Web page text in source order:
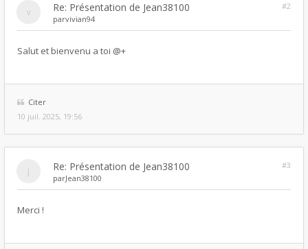
Re: Présentation de Jean38100
#2
parvivian94
Salut et bienvenu a toi @+
Citer
10 juil. 2025, 19:56
Re: Présentation de Jean38100
#3
parJean38100
Merci !